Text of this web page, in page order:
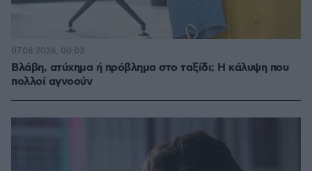
Βλάβη, ατύχημα ή πρόβλημα στο ταξίδι; Η κάλυψη που
πολλοί αγνοούν
07.08.2026, 00:03